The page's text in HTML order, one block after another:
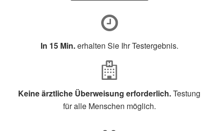
In 15 Min.erhalten Sie Ihr Testergebnis.
Keine ärztliche Überweisung erforderlich.Testung
für alle Menschen möglich.